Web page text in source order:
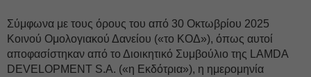
Σύμφωνα με τους όρους του από 30 Οκτωβρίου 2025
Κοινού Ομολογιακού Δανείου («το ΚΟΔ»), όπως αυτοί
αποφασίστηκαν από το Διοικητικό Συμβούλιο της LAMDA
DEVELOPMENT S.A. («η Εκδότρια»), η ημερομηνία